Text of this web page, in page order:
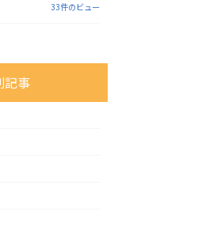
33件のビュー
記事